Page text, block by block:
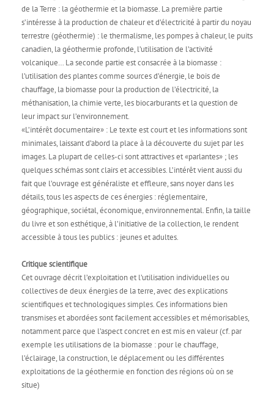
de la Terre : la géothermie et la biomasse. La première partie
s’intéresse à la production de chaleur et d’électricité à partir du noyau
terrestre (géothermie) : le thermalisme, les pompes à chaleur, le puits
canadien, la géothermie profonde, l’utilisation de l’activité
volcanique… La seconde partie est consacrée à la biomasse :
l’utilisation des plantes comme sources d’énergie, le bois de
chauffage, la biomasse pour la production de l’électricité, la
méthanisation, la chimie verte, les biocarburants et la question de
leur impact sur l’environnement.
«L’intérêt documentaire» : Le texte est court et les informations sont
minimales, laissant d’abord la place à la découverte du sujet par les
images. La plupart de celles-ci sont attractives et «parlantes» ; les
quelques schémas sont clairs et accessibles. L’intérêt vient aussi du
fait que l’ouvrage est généraliste et effleure, sans noyer dans les
détails, tous les aspects de ces énergies : réglementaire,
géographique, sociétal, économique, environnemental. Enfin, la taille
du livre et son esthétique, à l’initiative de la collection, le rendent
accessible à tous les publics : jeunes et adultes.
Critique scientifique
Cet ouvrage décrit l’exploitation et l’utilisation individuelles ou
collectives de deux énergies de la terre, avec des explications
scientifiques et technologiques simples. Ces informations bien
transmises et abordées sont facilement accessibles et mémorisables,
notamment parce que l’aspect concret en est mis en valeur (cf. par
exemple les utilisations de la biomasse : pour le chauffage,
l’éclairage, la construction, le déplacement ou les différentes
exploitations de la géothermie en fonction des régions où on se
situe)